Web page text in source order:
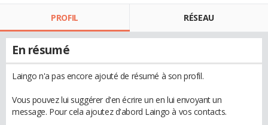
PROFIL RÉSEAU
En résumé
Laingo n'a pas encore ajouté de résumé à son profil.
Vous pouvez lui suggérer d'en écrire un en lui envoyant un
message. Pour cela ajoutez d'abord Laingo à vos contacts.